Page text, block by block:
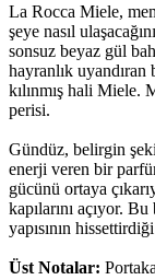
La Rocca Miele,
şeye nasıl
sonsuz beyaz gül
hayranlık
kılınmış hali Miele.
perisi.
Gündüz, belirgin
enerji veren bir
gücünü ortaya
kapılarını açıyor.
yapısının
Üst Notalar: